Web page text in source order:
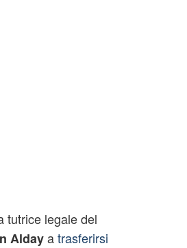
tutrice legale del
Aldayatrasferirsi